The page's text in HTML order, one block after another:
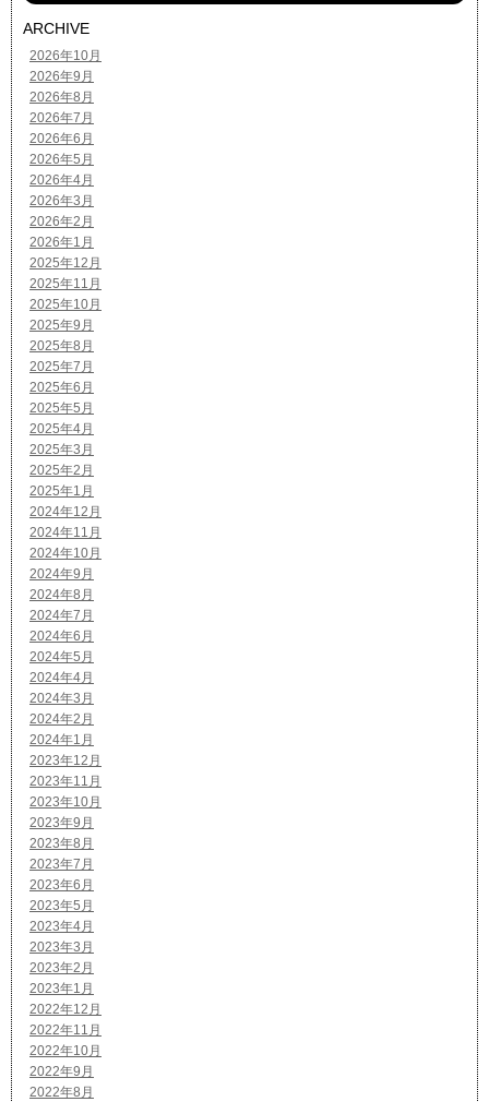
ARCHIVE
2026年10月
2026年9月
2026年8月
2026年7月
2026年6月
2026年5月
2026年4月
2026年3月
2026年2月
2026年1月
2025年12月
2025年11月
2025年10月
2025年9月
2025年8月
2025年7月
2025年6月
2025年5月
2025年4月
2025年3月
2025年2月
2025年1月
2024年12月
2024年11月
2024年10月
2024年9月
2024年8月
2024年7月
2024年6月
2024年5月
2024年4月
2024年3月
2024年2月
2024年1月
2023年12月
2023年11月
2023年10月
2023年9月
2023年8月
2023年7月
2023年6月
2023年5月
2023年4月
2023年3月
2023年2月
2023年1月
2022年12月
2022年11月
2022年10月
2022年9月
2022年8月